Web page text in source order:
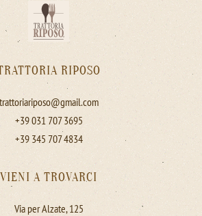
VIENI A TROVARCI
Via per Alzate, 125
RIPOSO
trattoriariposo@gmail.com
+39 031 707 3695
+39 345 707 4834